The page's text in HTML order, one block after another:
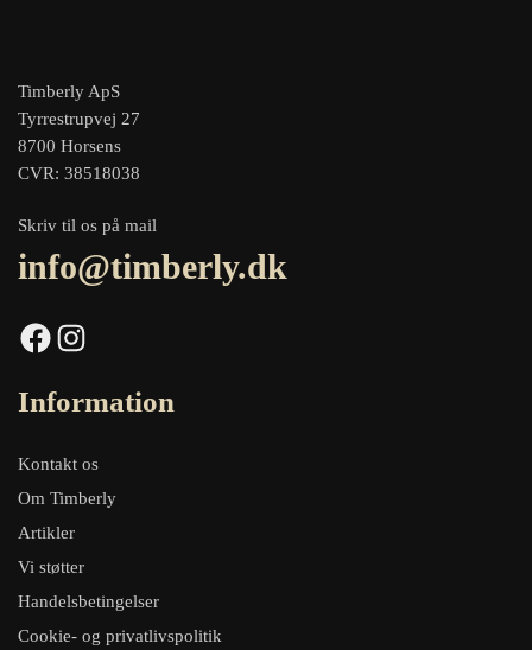
Timberly ApS
Tyrrestrupvej 27
8700 Horsens
CVR: 38518038
Skriv til os på mail
info@timberly.dk
Facebook Instagram
Information
Kontakt os
Om Timberly
Artikler
Vi støtter
Handelsbetingelser
Cookie- og privatlivspolitik